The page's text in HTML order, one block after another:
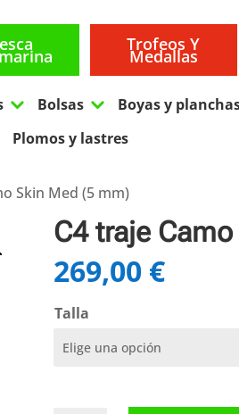
Trofeos Y
Medallas
3 Bolsas 3
Boyas y
Plomos y lastres
Skin Med (5 mm)
C4 traje
269,00 €
Talla